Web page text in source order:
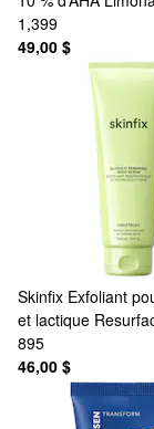
1,399
49,00 $
Skinfix Exfoliant
et lactique
895
46,00 $